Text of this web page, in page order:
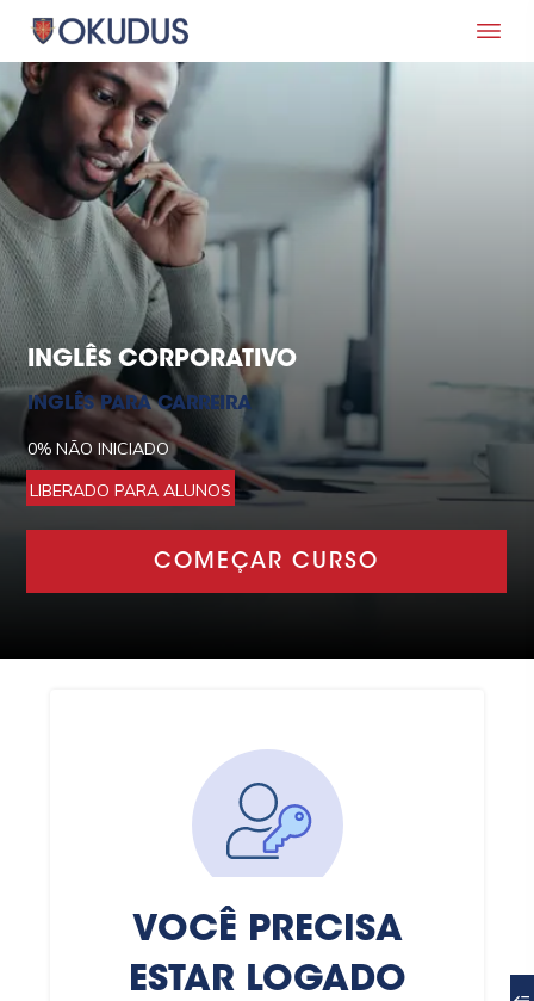
INGLÊS CORPORATIVO
INGLÊS PARA CARREIRA
0% NÃO INICIADO
LIBERADO PARA ALUNOS
COMEÇAR CURSO
VOCÊ PRECISA
ESTAR LOGADO